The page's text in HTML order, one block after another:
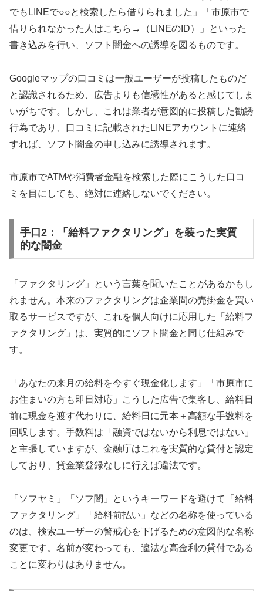
でもLINEで○○と検索したら借りられました」「市原市で
借りられなかった人はこちら→（LINEのID）」といった
書き込みを行い、ソフト闇金への誘導を図るものです。
Googleマップの口コミは一般ユーザーが投稿したものだ
と認識されるため、広告よりも信憑性があると感じてしま
いがちです。しかし、これは業者が意図的に投稿した勧誘
行為であり、口コミに記載されたLINEアカウントに連絡
すれば、ソフト闇金の申し込みに誘導されます。
市原市でATMや消費者金融を検索した際にこうした口コ
ミを目にしても、絶対に連絡しないでください。
手口2：「給料ファクタリング」を装った実質
的な闇金
「ファクタリング」という言葉を聞いたことがあるかもし
れません。本来のファクタリングは企業間の売掛金を買い
取るサービスですが、これを個人向けに応用した「給料フ
ァクタリング」は、実質的にソフト闇金と同じ仕組みで
す。
「あなたの来月の給料を今すぐ現金化します」「市原市に
お住まいの方も即日対応」こうした広告で集客し、給料日
前に現金を渡す代わりに、給料日に元本＋高額な手数料を
回収します。手数料は「融資ではないから利息ではない」
と主張していますが、金融庁はこれを実質的な貸付と認定
しており、貸金業登録なしに行えば違法です。
「ソフヤミ」「ソフ闇」というキーワードを避けて「給料
ファクタリング」「給料前払い」などの名称を使っている
のは、検索ユーザーの警戒心を下げるための意図的な名称
変更です。名前が変わっても、違法な高金利の貸付である
ことに変わりはありません。